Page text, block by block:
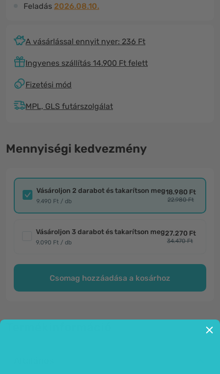
Feladás 2026.08.10.
A vásárlással ennyit nyer: 236 Ft
Ingyenes szállítás 14.900 Ft felett
Fizetési mód
MPL, GLS futárszolgálat
Mennyiségi kedvezmény
Vásároljon 2 darabot és takarítson meg
9.490 Ft / db
18.980 Ft
22.980 Ft
Vásároljon 3 darabot és takarítson meg
9.090 Ft / db
27.270 Ft
34.470 Ft
Csomag hozzáadása a kosárhoz